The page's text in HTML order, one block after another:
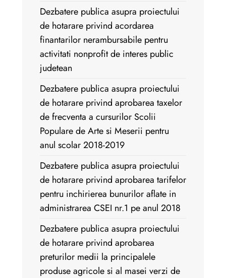
Dezbatere publica asupra proiectului
de hotarare privind acordarea
finantarilor nerambursabile pentru
activitati nonprofit de interes public
judetean
Dezbatere publica asupra proiectului
de hotarare privind aprobarea taxelor
de frecventa a cursurilor Scolii
Populare de Arte si Meserii pentru
anul scolar 2018-2019
Dezbatere publica asupra proiectului
de hotarare privind aprobarea tarifelor
pentru inchirierea bunurilor aflate in
administrarea CSEI nr.1 pe anul 2018
Dezbatere publica asupra proiectului
de hotarare privind aprobarea
preturilor medii la principalele
produse agricole si al masei verzi de